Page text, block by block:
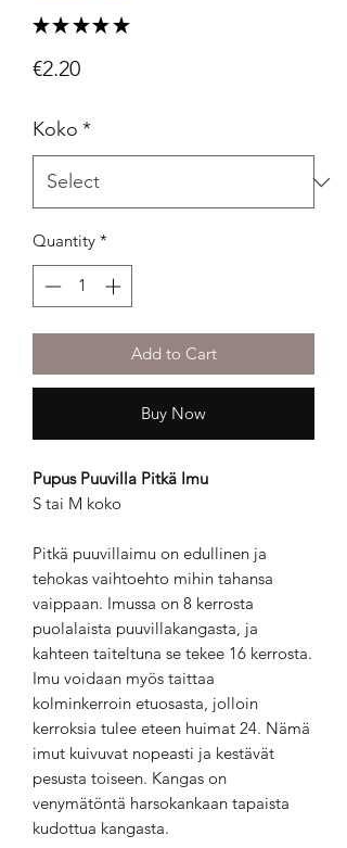
★ ★ ★ ★ ★
€2.20Price
Koko *
Quantity *
Add to Cart
Buy Now
Pupus Puuvilla Pitkä Imu
S tai M koko
Pitkä puuvillaimu on edullinen ja
tehokas vaihtoehto mihin tahansa
vaippaan. Imussa on 8 kerrosta
puolalaista puuvillakangasta, ja
kahteen taiteltuna se tekee 16 kerrosta.
Imu voidaan myös taittaa
kolminkerroin etuosasta, jolloin
kerroksia tulee eteen huimat 24. Nämä
imut kuivuvat nopeasti ja kestävät
pesusta toiseen. Kangas on
venymätöntä harsokankaan tapaista
kudottua kangasta.